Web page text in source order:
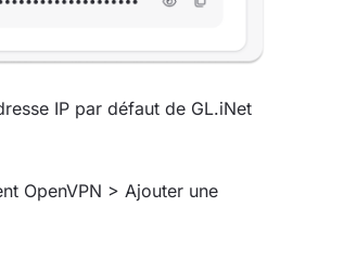
IP par défaut de GL.iNet
OpenVPN > Ajouter une